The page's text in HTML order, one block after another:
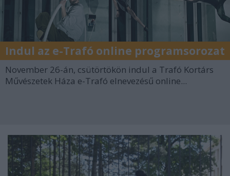
Indul az e-Trafó online programsorozat
November 26-án, csütörtökön indul a Trafó Kortárs
Művészetek Háza e-Trafó elnevezésű online...